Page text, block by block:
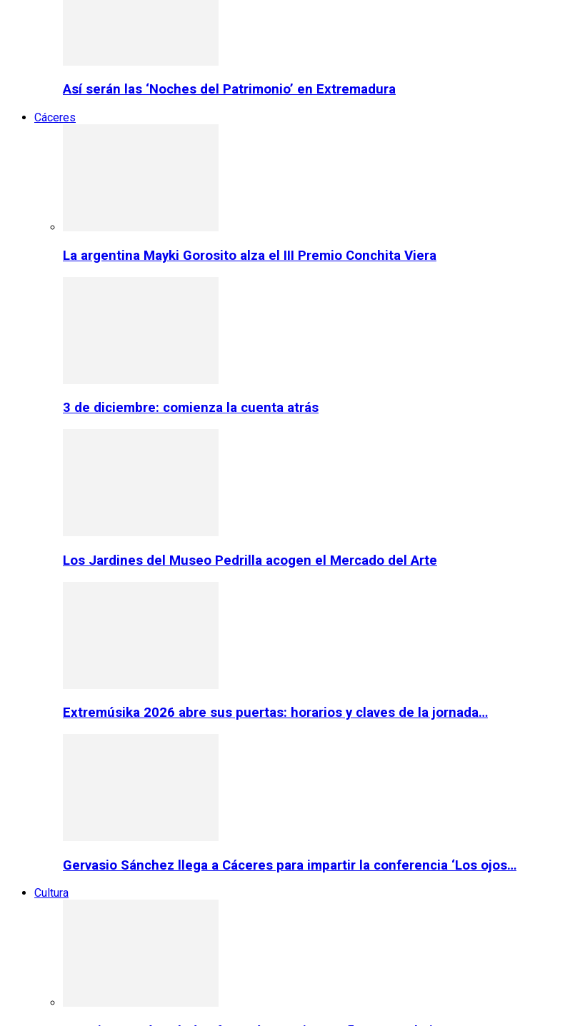
Así serán las ‘Noches del Patrimonio’ en Extremadura
Cáceres
La argentina Mayki Gorosito alza el III Premio Conchita Viera
3 de diciembre: comienza la cuenta atrás
Los Jardines del Museo Pedrilla acogen el Mercado del Arte
Extremúsika 2026 abre sus puertas: horarios y claves de la jornada…
Gervasio Sánchez llega a Cáceres para impartir la conferencia ‘Los ojos…
Cultura